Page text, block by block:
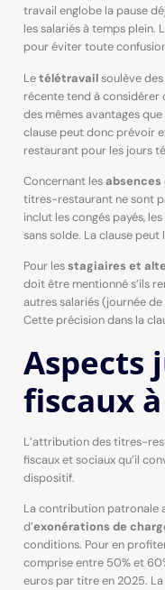
travail englobe la pause
les salariés à temps
pour éviter toute
Letélétravailsoulève des
récente tend à
des mêmes avantages
clause peut donc prévoir
restaurant pour les jours
Concernant lesabsences
titres-restaurant ne sont
inclut les congés payés,
sans solde. La clause
Pour lesstagiaires et
doit être mentionné s’ils
autres salariés (journée
Cette précision dans la
Aspects
fiscaux
L’attribution des titres-
fiscaux et sociaux qu’il
dispositif.
La contribution patronale
d’exonérations de
conditions. Pour en
comprise entre 50% et
euros par titre en 2025.